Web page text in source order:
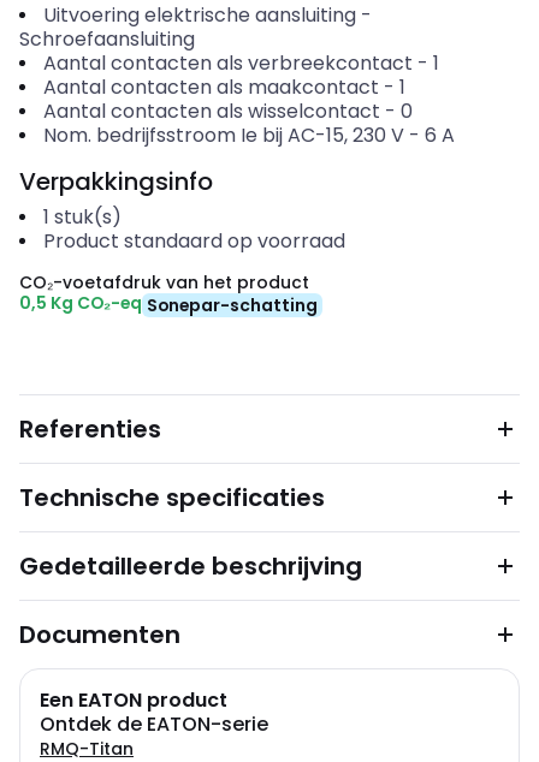
Uitvoering elektrische aansluiting-
Schroefaansluiting
Aantal contacten als verbreekcontact - 1
Aantal contacten als maakcontact - 1
Aantal contacten als wisselcontact - 0
Nom. bedrijfsstroom Ie bij AC-15, 230 V- 6 A
Verpakkingsinfo
1 stuk(s)
Product standaard op voorraad
CO₂-voetafdruk van het product
0,5 Kg CO₂-eq Sonepar-schatting
Referenties
Technische specificaties
Gedetailleerde beschrijving
Documenten
Een EATON product
Ontdek de EATON-serie
RMQ-Titan